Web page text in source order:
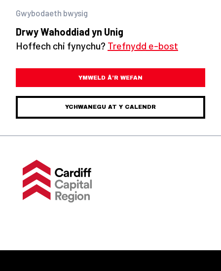
Gwybodaeth bwysig
Drwy Wahoddiad yn Unig
Hoffech chi fynychu? Trefnydd e-bost
YMWELD Â’R WEFAN
YCHWANEGU AT Y CALENDR